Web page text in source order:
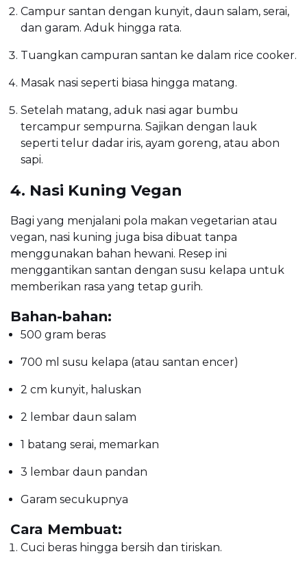
Campur santan dengan kunyit, daun salam, serai,
dan garam. Aduk hingga rata.
Tuangkan campuran santan ke dalam rice cooker.
Masak nasi seperti biasa hingga matang.
Setelah matang, aduk nasi agar bumbu
tercampur sempurna. Sajikan dengan lauk
seperti telur dadar iris, ayam goreng, atau abon
sapi.
4. Nasi Kuning Vegan
Bagi yang menjalani pola makan vegetarian atau
vegan, nasi kuning juga bisa dibuat tanpa
menggunakan bahan hewani. Resep ini
menggantikan santan dengan susu kelapa untuk
memberikan rasa yang tetap gurih.
Bahan-bahan:
500 gram beras
700 ml susu kelapa (atau santan encer)
2 cm kunyit, haluskan
2 lembar daun salam
1 batang serai, memarkan
3 lembar daun pandan
Garam secukupnya
Cara Membuat:
Cuci beras hingga bersih dan tiriskan.